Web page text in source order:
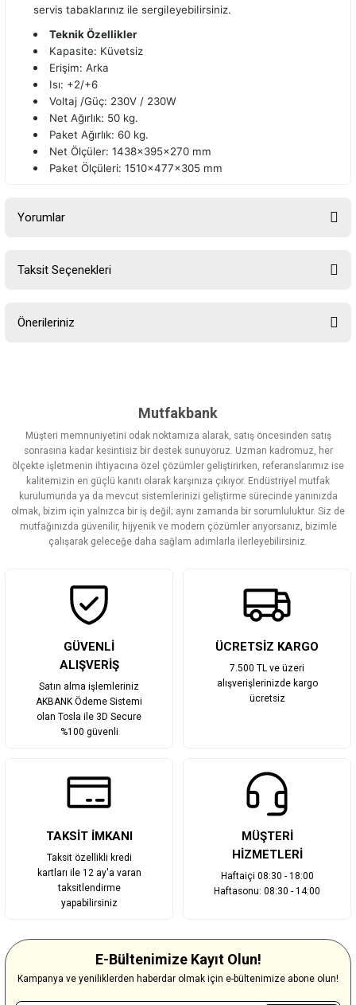
servis tabaklarınız ile sergiIeyebiIirsiniz.
Teknik Özellikler
Kapasite: Küvetsiz
Erişim: Arka
Isı: +2/+6
Voltaj /Güç: 230V / 230W
Net Ağırlık: 50 kg.
Paket Ağırlık: 60 kg.
Net Ölçüler: 1438x395x270 mm
Paket Ölçüleri: 1510x477x305 mm
Yorumlar
Taksit Seçenekleri
Önerileriniz
Görüş ve önerileriniz için teşekkür ederiz.
Ürün resmi kalitesiz, bozuk veya görüntülenemiyor.
Ürün açıklamasında eksik bilgiler bulunuyor.
Ürün bilgilerinde hatalar bulunuyor.
Ürün fiyatı diğer sitelerden daha pahalı.
Bu ürüne benzer farklı alternatifler olmalı.
Mutfakbank
Müşteri memnuniyetini odak noktamıza alarak, satış öncesinden satış
sonrasına kadar kesintisiz bir destek sunuyoruz. Uzman kadromuz, her
ölçekte işletmenin ihtiyacına özel çözümler geliştirirken, referanslarımız ise
kalitemizin en güçlü kanıtı olarak karşınıza çıkıyor. Endüstriyel mutfak
kurulumunda ya da mevcut sistemlerinizi geliştirme sürecinde yanınızda
olmak, bizim için yalnızca bir iş değil; aynı zamanda bir sorumluluktur. Siz de
mutfağınızda güvenilir, hijyenik ve modern çözümler arıyorsanız, bizimle
çalışarak geleceğe daha sağlam adımlarla ilerleyebilirsiniz.
GÜVENLİ
ALIŞVERİŞ
Satın alma işlemleriniz
AKBANK Ödeme Sistemi
olan Tosla ile 3D Secure
%100 güvenli
ÜCRETSİZ KARGO
7.500 TL ve üzeri
alışverişlerinizde kargo
ücretsiz
TAKSİT İMKANI
Taksit özellikli kredi
kartları ile 12 ay'a varan
taksitlendirme
yapabilirsiniz
MÜŞTERİ
HİZMETLERİ
Haftaiçi 08:30 - 18:00
Haftasonu: 08:30 - 14:00
E-Bültenimize Kayıt Olun!
Kampanya ve yeniliklerden haberdar olmak için e-bültenimize abone olun!